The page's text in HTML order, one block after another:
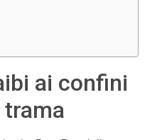
ai confini